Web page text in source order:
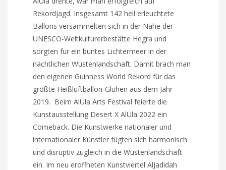
Rekordjagd: Insgesamt 142 hell erleuchtete
Ballons versammelten sich in der Nähe der
UNESCO-Weltkulturerbestätte Hegra und
sorgten für ein buntes Lichtermeer in der
nächtlichen Wüstenlandschaft. Damit brach man
den eigenen Guinness World Rekord für das
größte Heißluftballon-Glühen aus dem Jahr
2019. Beim AlUla Arts Festival feierte die
Kunstausstellung Desert X AlUla 2022 ein
Comeback. Die Kunstwerke nationaler und
internationaler Künstler fügten sich harmonisch
und disruptiv zugleich in die Wüstenlandschaft
ein. Im neu eröffneten Kunstviertel AlJadidah